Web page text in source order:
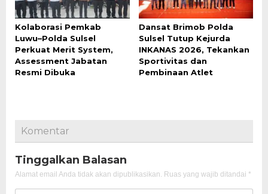
Kolaborasi Pemkab
Luwu–Polda Sulsel
Perkuat Merit System,
Assessment Jabatan
Resmi Dibuka
Dansat Brimob Polda
Sulsel Tutup Kejurda
INKANAS 2026, Tekankan
Sportivitas dan
Pembinaan Atlet
Komentar
Tinggalkan Balasan
Alamat email Anda tidak akan dipublikasikan. Ruas yang wajib ditandai *